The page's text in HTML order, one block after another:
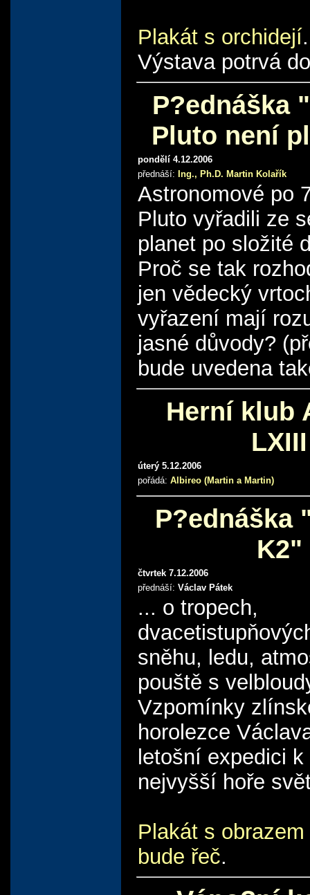
Plakát s orchidejí.
Výstava potrvá
P?ednáška
Pluto není
pondělí 4.12.2006
přednáší: Ing., Ph.D. Martin Kolařík
Astronomové po
Pluto vyřadili ze
planet po složité
Proč se tak
jen vědecký
vyřazení mají
jasné důvody?
bude uvedena
Herní klub
LXIII
úterý 5.12.2006
pořádá: Albireo (Martin a Martin)
P?ednáška
K2"
čtvrtek 7.12.2006
přednáší: Václav Pátek
... o tropech,
sněhu, ledu,
pouště s
Vzpomínky
horolezce
letošní expedici k
nejvyšší hoře
Plakát s
bude řeč.